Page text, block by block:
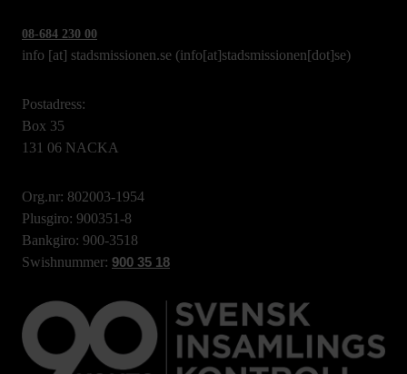
08-684 230 00
info [at] stadsmissionen.se (info[at]stadsmissionen[dot]se)
Postadress:
Box 35
131 06 NACKA
Org.nr: 802003-1954
Plusgiro: 900351-8
Bankgiro: 900-3518
Swishnummer: 900 35 18